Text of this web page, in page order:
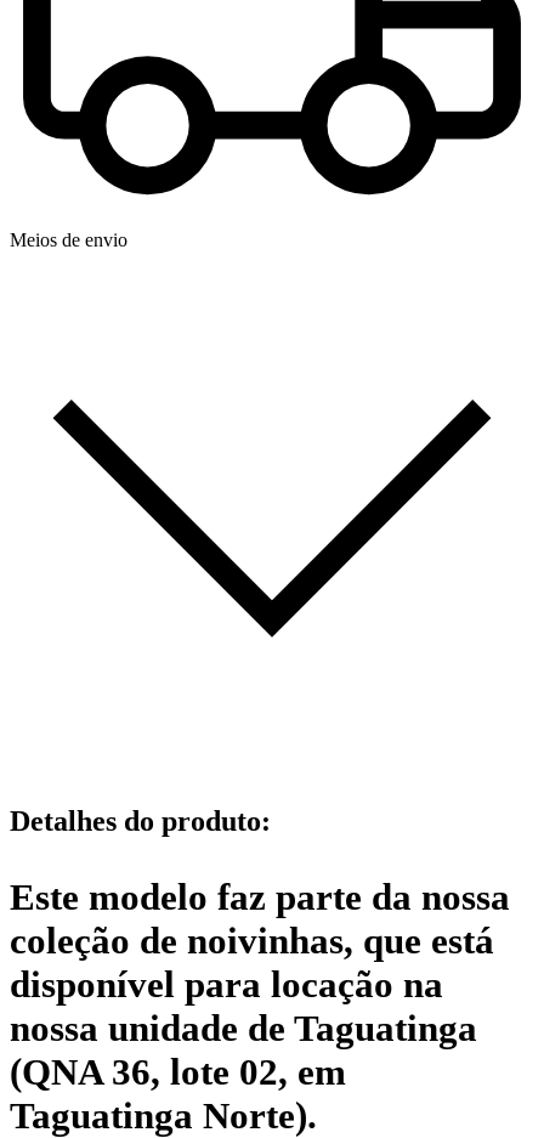
Meios de envio
Detalhes do produto:
Este modelo faz parte da nossa
coleção de noivinhas, que está
disponível para locação na
nossa unidade de Taguatinga
(QNA 36, lote 02, em
Taguatinga Norte).